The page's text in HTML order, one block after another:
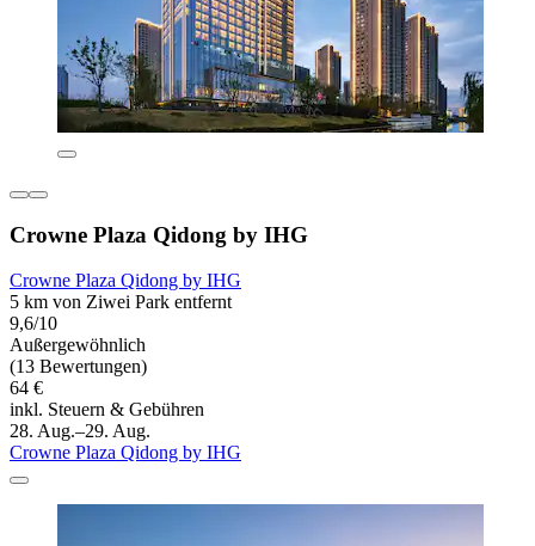
Crowne Plaza Qidong by IHG
Crowne Plaza Qidong by IHG
5 km von Ziwei Park entfernt
9,6/10
Außergewöhnlich
(13 Bewertungen)
64 €
inkl. Steuern & Gebühren
28. Aug.–29. Aug.
Crowne Plaza Qidong by IHG